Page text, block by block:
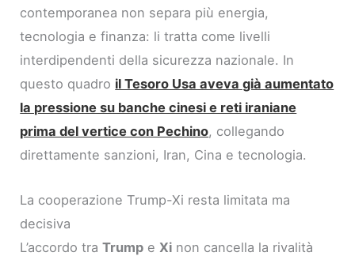
contemporanea non separa più energia,
tecnologia e finanza: li tratta come livelli
interdipendenti della sicurezza nazionale. In
questo quadro il Tesoro Usa aveva già aumentato
la pressione su banche cinesi e reti iraniane
prima del vertice con Pechino, collegando
direttamente sanzioni, Iran, Cina e tecnologia.
La cooperazione Trump-Xi resta limitata ma
decisiva
L’accordo traTrump e Xi non cancella la rivalità